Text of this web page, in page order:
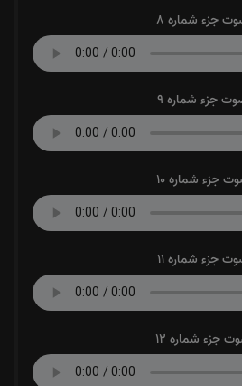
جزء شماره 8
جزء شماره 9
جزء شماره 10
جزء شماره 11
جزء شماره 12